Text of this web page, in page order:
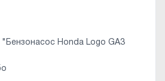
Honda Logo GA3